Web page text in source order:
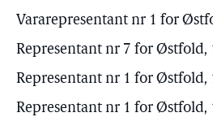
Vararepresentant nr 1 for
Representant nr 7 for Østfold,
Representant nr 1 for Østfold,
Representant nr 1 for Østfold,